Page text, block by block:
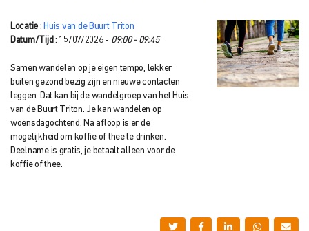
Locatie : Huis van de Buurt Triton
Datum/Tijd : 15/07/2026 - 09:00 - 09:45
Samen wandelen op je eigen tempo, lekker
buiten gezond bezig zijn en nieuwe contacten
leggen. Dat kan bij de wandelgroep van het Huis
van de Buurt Triton. Je kan wandelen op
woensdagochtend. Na afloop is er de
mogelijkheid om koffie of thee te drinken.
Deelname is gratis, je betaalt alleen voor de
koffie of thee.